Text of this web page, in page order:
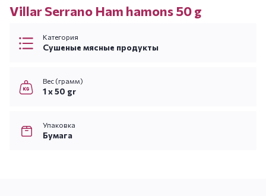
Villar Serrano Ham hamons 50 g
Категория
Сушеные мясные продукты
Вес (грамм)
1 x 50 gr
Упаковка
Бумага